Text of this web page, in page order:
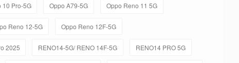
10 Pro-5G Oppo A79-5G Oppo Reno 11 5G
Reno 12-5G Oppo Reno 12F-5G
2025 RENO14-5G/ RENO 14F-5G RENO14 PRO 5G